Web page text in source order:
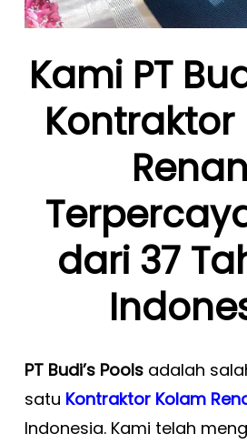
Kami PT
dari 37
PT Budi’s Poolsadalah
satu Kontraktor Kolam
Indonesia. Kami telah